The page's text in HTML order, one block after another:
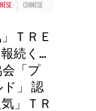
CHINESE
ＴＲＥ
続く…
「プ
」 認
」ＴＲ